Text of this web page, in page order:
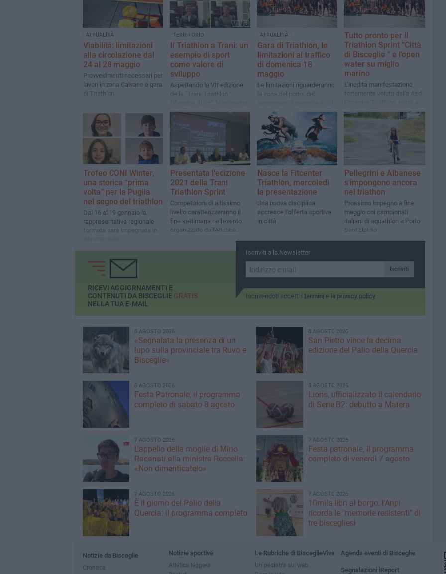
ATTUALITÀ
Viabilità: limitazioni
alla circolazione dal
24 al 28 maggio
Provvedimenti necessari per
lavori in zona Calvario e gara
di Triathlon
TERRITORIO
Il Triathlon a Trani: un
esempio di sport
come valore di
sviluppo
Aspettando la VII edizione
della "Trani Triathlon
ATTUALITÀ
Gara di Triathlon, le
limitazioni al traffico
di domenica 18
maggio
Le limitazioni riguarderanno
la zona del porto, del
centro storico
Tutto pronto per il
Triathlon Sprint “Città
di Bisceglie ” e l’open
water su miglio
marino
L’inedita manifestazione
fortemente voluta dalla Asd
Bisceglie la gara di triathlon
che varrà il titolo regionale e
la competizione di nuoto in
Trofeo CONI Winter,
una storica “prima
volta” per la Puglia
nel segno del triathlon
Dal 16 al 19 gennaio la
rappresentativa regionale
formata sarà impegnata in
tricolore riservata agli Under
Presentata l'edizione
2021 della Trani
Triathlon Sprint
Competizioni di altissimo
livello caratterizzeranno il
fine settimana nell'evento
organizzato dall'Atletica
Nasce la Fitcenter
Triathlon, mercoledì
la presentazione
Una nuova disciplina
accresce l'offerta sportiva
in città
Pellegrini e Albanese
s'impongono ancora
nel triathon
Prossimo impegno a fine
maggio coi campionati
italiani di aquathlon a Porto
Sant'Elpidio
Iscriviti alla Newsletter
Iscriviti
Iscrivendoti accetti i termini e la privacy policy
RICEVI AGGIORNAMENTI E
CONTENUTI DA BISCEGLIE GRATIS
NELLA TUA E-MAIL
8 AGOSTO 2026
«Segnalata la presenza di un
lupo sulla provinciale tra Ruvo e
Bisceglie»
8 AGOSTO 2026
San Pietro vince la decima
edizione del Palio della Quercia
8 AGOSTO 2026
Festa Patronale, il programma
completo di sabato 8 agosto
8 AGOSTO 2026
Lions, ufficializzato il calendario
di Serie B2: debutto a Matera
7 AGOSTO 2026
L'appello della moglie di Mino
Racanati alla ministra Roccella:
«Non dimenticatelo»
7 AGOSTO 2026
Festa patronale, il programma
completo di venerdì 7 agosto
7 AGOSTO 2026
È il giorno del Palio della
Quercia: il programma completo
7 AGOSTO 2026
10mila libri al borgo, l'Anpi
ricorda le "memorie resistenti" di
tre biscegliesi
Notizie da Bisceglie
Cronaca
Notizie sportive
Atletica leggera
Le Rubriche di BisceglieViva
Un pediatra sul web
Agenda eventi di Bisceglie
Segnalazioni iReport